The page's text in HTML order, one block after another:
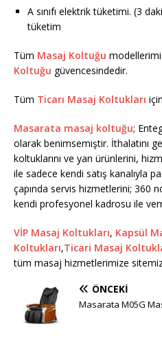
A sınıfı elektrik tüketimi. (3
tüketim
Tüm Masaj Koltuğu
Koltuğu güvencesindedir.
Tüm Ticarı Masaj Koltukları
Masarata masaj koltuğu;
olarak benimsemiştir. İthalatını
koltuklarını ve yan ürünlerini,
ile sadece kendi satış kanalıyla
çapında servis hizmetlerini; 360
kendi profesyonel kadrosu ile
VİP Masaj Koltukları, Kapsül
Koltukları,Ticari Masaj
tüm masaj hizmetlerimize
ÖNCEKI
Masarata M05G